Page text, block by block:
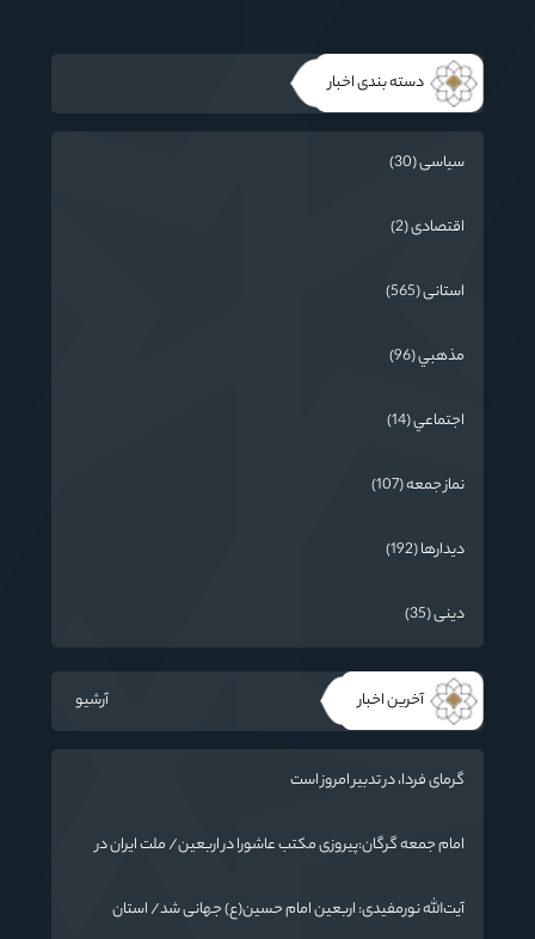
دسته بندی اخبار
سیاسی (30)
اقتصادی (2)
استانی (565)
مذهبي (96)
اجتماعي (14)
نماز جمعه (107)
دیدارها (192)
دینی (35)
آخرین اخبار آرشیو
گرمای فردا، در تدبیر امروز است
امام جمعه گرگان:پیروزی مکتب عاشورا در اربعین/ ملت ایران در
آیت‌الله نورمفیدی: اربعین امام حسین(ع) جهانی شد/ استان